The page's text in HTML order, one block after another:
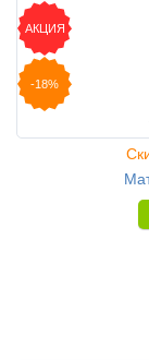
АКЦИЯ
-18%